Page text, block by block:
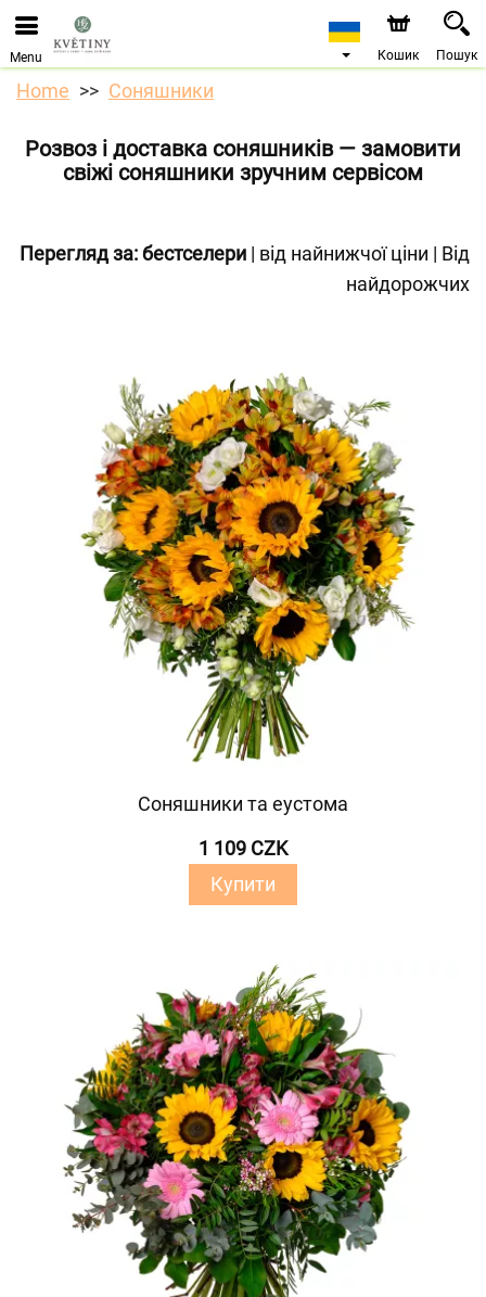
Ми приймаємо замовлення через наш інтернет-
магазин. Найближча можлива дата доставки —
10.08.2026 у зв’язку з відпусткою.
Menu Кошик Пошук
Home Соняшники
Розвоз і доставка соняшників — замовити
свіжі соняшники зручним сервісом
Перегляд за:бестселери | від найнижчої ціни | Від
найдорожчих
Соняшники та еустома
1 109 CZK
Купити